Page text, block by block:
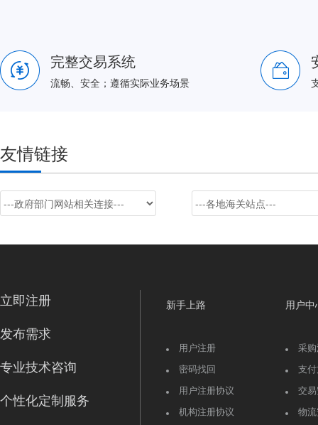
完整交易系统
流畅、安全；遵循实际业务场景
友情链接
立即注册
发布需求
专业技术咨询
个性化定制服务
新手上路
用户注册
密码找回
用户注册协议
机构注册协议
用户中
采
支
交
物